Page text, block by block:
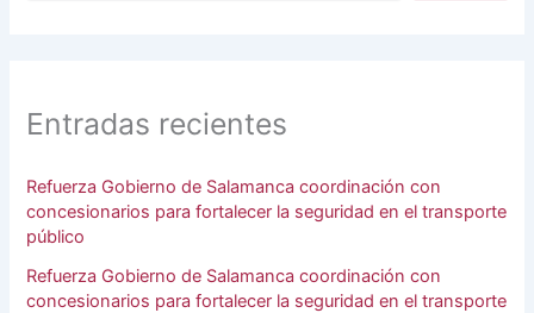
Entradas recientes
Refuerza Gobierno de Salamanca coordinación con
concesionarios para fortalecer la seguridad en el transporte
público
Refuerza Gobierno de Salamanca coordinación con
concesionarios para fortalecer la seguridad en el transporte